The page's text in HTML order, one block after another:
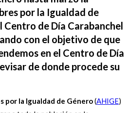
por la Igualdad de
Centro de Día Carabanchel
con el objetivo de que
en el Centro de Día
de donde procede su
por la Igualdad de Género(AHIGE)